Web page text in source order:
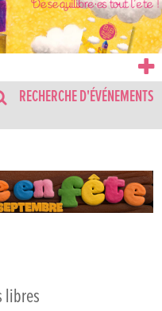
RECHERCHE D'ÉVÉNEMENTS
libres